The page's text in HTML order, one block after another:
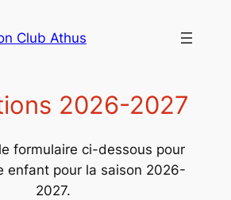
Club Athus
2026-2027
formulaire ci-dessous pour
enfant pour la saison 2026-
2027.